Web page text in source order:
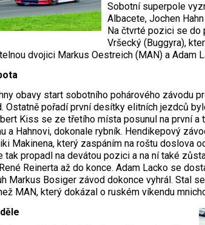
Sobotní superpole
Albacete, Jochen
Na čtvrté pozici se do
Vršecký (Buggyra),
dvojici Markus Oestreich (MAN) a Adam
obavy start sobotního pohárového závodu
Ostatně pořadí první desítky elitních jezdců
Kiss se ze třetího místa posunul na první a
a Hahnovi, dokonale rybník. Hendikepový
Makinena, který zaspáním na roštu doslova
tak propadl na devátou pozici a na ní také
Reinerta až do konce. Adam Lacko se
Markus Bosiger závod dokonce vyhrál. Stal
MAN, který dokázal o ruském víkendu